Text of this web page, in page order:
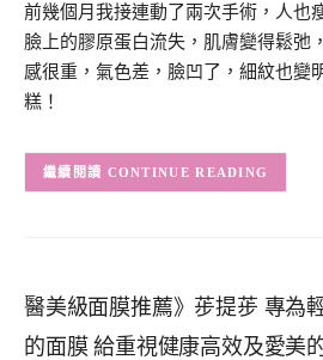
前幾個月我接連動了兩次手術，人也
臉上的膠原蛋白流失，肌膚變得鬆弛
感很重，氣色差，臉凹了，細紋也變
糕！
CONTINUE READING
醫美級面膜推薦》荹提荹 專為
的面膜 給重視健康高效及愛美